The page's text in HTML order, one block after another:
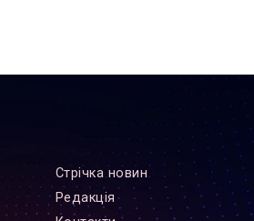
Стрiчка новин
Редакцiя